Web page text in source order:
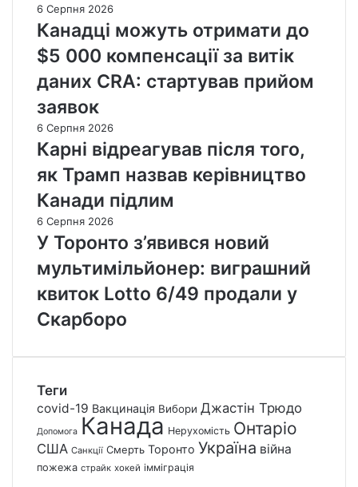
6 Серпня 2026
Канадці можуть отримати до
$5 000 компенсації за витік
даних CRA: стартував прийом
заявок
6 Серпня 2026
Карні відреагував після того,
як Трамп назвав керівництво
Канади підлим
6 Серпня 2026
У Торонто з’явився новий
мультимільйонер: виграшний
квиток Lotto 6/49 продали у
Скарборо
Теги
covid-19 Вакцинація Вибори Джастін Трюдо
Допомога Канада Нерухомість Онтаріо
США Санкції Смерть Торонто Україна війна
пожежа страйк хокей імміграція